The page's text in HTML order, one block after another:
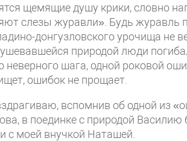
щемящие душу крики, словно
слезы журавли». Будь журавль
донгузловского урочища не
природой люди
шага, одной роковой
ошибок не прощает.
вспомнив об одной из
в поединке с природой
с моей внучкой Наташей.